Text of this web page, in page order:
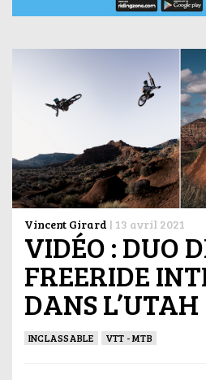
Vincent Girard | 13 avril 2021
VIDÉO : DUO
FREERIDE
DANS L’UTAH
INCLASSABLE VTT - MTB